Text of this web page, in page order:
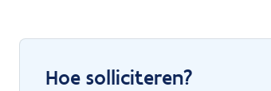
Hoe solliciteren?